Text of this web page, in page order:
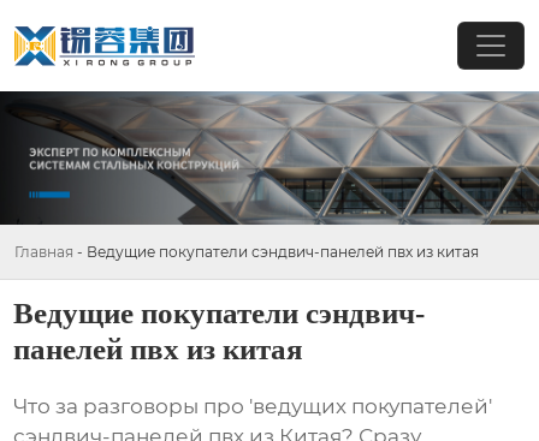
Главная - Ведущие покупатели сэндвич-панелей пвх из китая
Ведущие покупатели сэндвич-
панелей пвх из китая
Что за разговоры про 'ведущих покупателей'